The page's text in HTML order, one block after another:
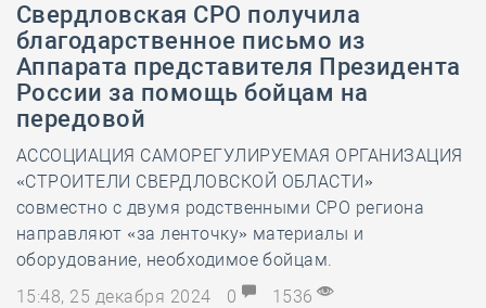
Свердловская СРО получила
благодарственное письмо из
Аппарата представителя Президента
России за помощь бойцам на
передовой
АССОЦИАЦИЯ САМОРЕГУЛИРУЕМАЯ ОРГАНИЗАЦИЯ
«СТРОИТЕЛИ СВЕРДЛОВСКОЙ ОБЛАСТИ»
совместно с двумя родственными СРО региона
направляют «за ленточку» материалы и
оборудование, необходимое бойцам.
15:48, 25 декабря 2024
0 1536